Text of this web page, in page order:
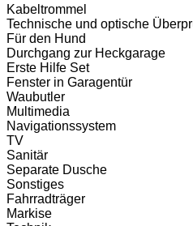
Kabeltrommel
Technische und optische
Für den Hund
Durchgang zur Heckgarage
Erste Hilfe Set
Fenster in Garagentür
Waubutler
Multimedia
Navigationssystem
TV
Sanitär
Separate Dusche
Sonstiges
Fahrradträger
Markise